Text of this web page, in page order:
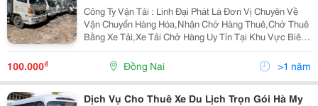
Công Ty Vận Tải : Linh Đại Phát Là Đơn Vị Chuyên Về
Vận Chuyển Hàng Hóa,Nhận Chở Hàng Thuê,Chở Thuê
Bằng Xe Tải,Xe Tải Chở Hàng Uy Tín Tại Khu Vực Biên
Hòa Đồng Nai. Rất Mong Được Tận Tâm Phục Vụ Quý
Khách Hàng Mọi Giờ Trong Ngày,Và Mọi Ngày Trong...
100.000₫ Đồng Nai >1 năm
Dịch Vụ Cho Thuê Xe Du Lịch Trọn Gói Hà My